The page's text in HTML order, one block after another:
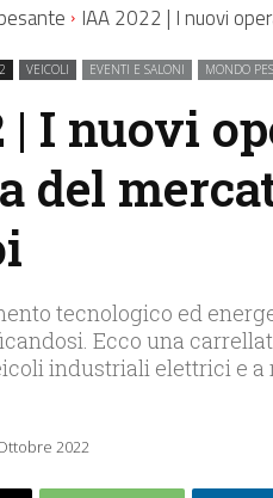
IAA 2022 | I nuovi
VEICOLI EVENTI E SALONI MONDO
| I nuovi
del
tecnologico ed
Ecco una
industriali elettrici e
2022